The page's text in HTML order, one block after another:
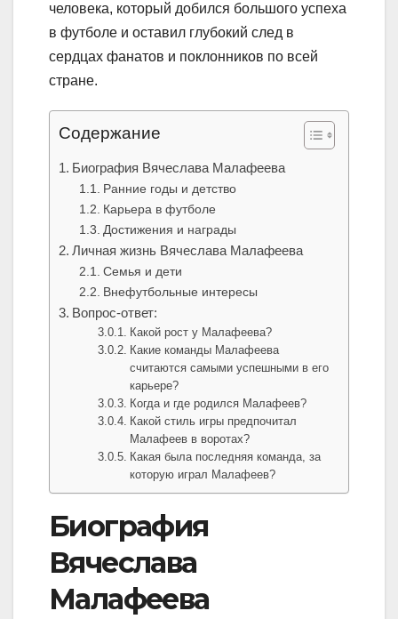
человека, который добился большого успеха
в футболе и оставил глубокий след в
сердцах фанатов и поклонников по всей
стране.
Содержание
Биография Вячеслава Малафеева
Ранние годы и детство
Карьера в футболе
Достижения и награды
Личная жизнь Вячеслава Малафеева
Семья и дети
Внефутбольные интересы
Вопрос-ответ:
Какой рост у Малафеева?
Какие команды Малафеева
считаются самыми успешными в его
карьере?
Когда и где родился Малафеев?
Какой стиль игры предпочитал
Малафеев в воротах?
Какая была последняя команда, за
которую играл Малафеев?
Биография
Вячеслава
Малафеева